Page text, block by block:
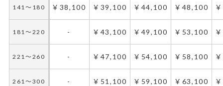
141～180 ￥38,100 ￥39,100 ￥44,100 ￥48,100
181～220 - ￥43,100 ￥49,100 ￥53,100
221～260 - ￥47,100 ￥54,100 ￥58,100
261～300 - ￥51,100 ￥59,100 ￥63,100